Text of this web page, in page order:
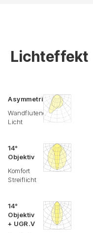
Lichteffekt
Asymmetrisch
Wandflutendes
Licht
14°
Objektiv
Komfort
Streiflicht
14°
Objektiv
+ UGR.V